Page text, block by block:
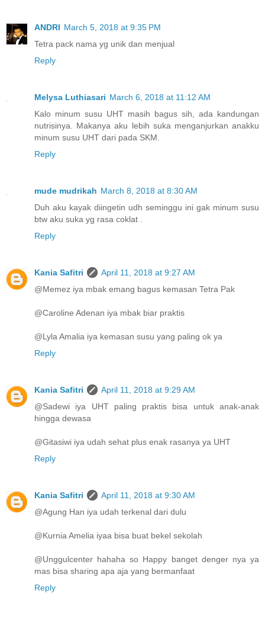
ANDRI March 5, 2018 at 9:35 PM
Tetra pack nama yg unik dan menjual
Reply
Melysa Luthiasari March 6, 2018 at 11:12 AM
Kalo minum susu UHT masih bagus sih, ada kandungan
nutrisinya. Makanya aku lebih suka menganjurkan anakku
minum susu UHT dari pada SKM.
Reply
mude mudrikah March 8, 2018 at 8:30 AM
Duh aku kayak diingetin udh seminggu ini gak minum susu
btw aku suka yg rasa coklat .
Reply
Kania Safitri
April 11, 2018 at 9:27 AM
@Memez iya mbak emang bagus kemasan Tetra Pak
@Caroline Adenan iya mbak biar praktis
@Lyla Amalia iya kemasan susu yang paling ok ya
Reply
Kania Safitri
April 11, 2018 at 9:29 AM
@Sadewi iya UHT paling praktis bisa untuk anak-anak
hingga dewasa
@Gitasiwi iya udah sehat plus enak rasanya ya UHT
Reply
Kania Safitri
April 11, 2018 at 9:30 AM
@Agung Han iya udah terkenal dari dulu
@Kurnia Amelia iyaa bisa buat bekel sekolah
@Unggulcenter hahaha so Happy banget denger nya ya
mas bisa sharing apa aja yang bermanfaat
Reply